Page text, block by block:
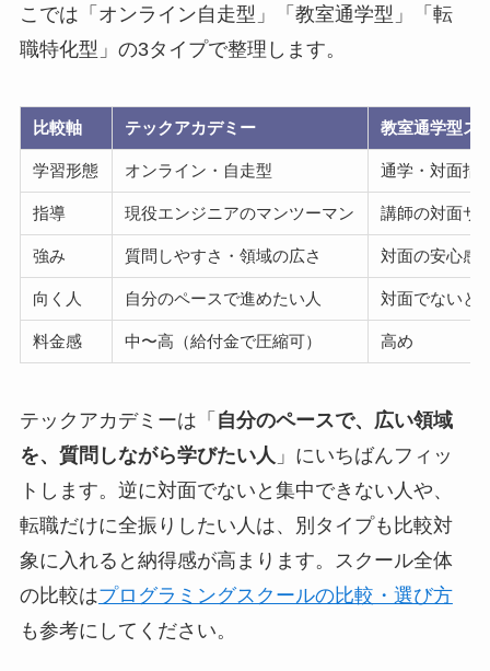
こでは「オンライン自走型」「教室通学型」「転
職特化型」の3タイプで整理します。
比較軸 テックアカデミー 教室通学型ス
学習形態 オンライン・自走型 通学・対面指
指導 現役エンジニアのマンツーマン 講師の対面サ
強み 質問しやすさ・領域の広さ 対面の安心感
向く人 自分のペースで進めたい人 対面でないと
料金感 中〜高（給付金で圧縮可） 高め
テックアカデミーは「 自分のペースで、広い領域
を、質問しながら学びたい人 」にいちばんフィッ
トします。逆に対面でないと集中できない人や、
転職だけに全振りしたい人は、別タイプも比較対
象に入れると納得感が高まります。スクール全体
の比較はプログラミングスクールの比較・選び方
も参考にしてください。